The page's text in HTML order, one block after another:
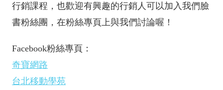
行銷課程，也歡迎有興趣的行銷人可以加入我們臉
書粉絲團，在粉絲專頁上與我們討論喔！
Facebook粉絲專頁：
奇寶網路
台北移動學苑